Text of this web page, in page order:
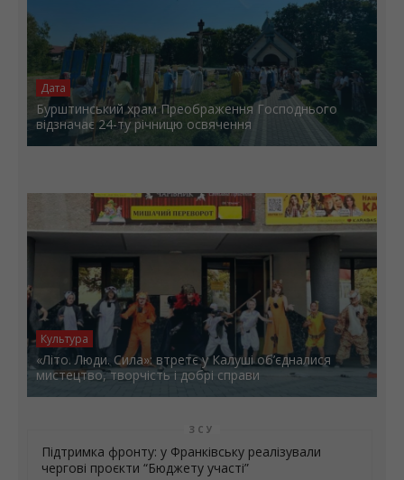
Дата
Культура
мистецтво, творчість і добрі справи